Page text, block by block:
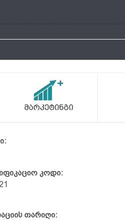
Მარკეტინგი
კოდი:
თარიღი: